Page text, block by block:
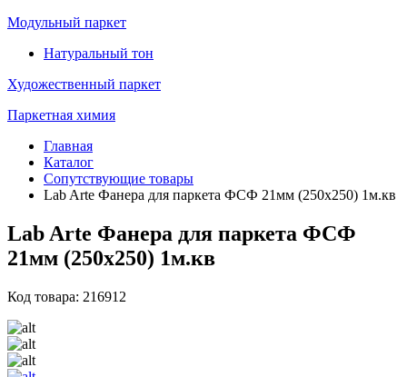
Модульный паркет
Натуральный тон
Художественный паркет
Паркетная химия
Главная
Каталог
Сопутствующие товары
Lab Arte Фанера для паркета ФСФ 21мм (250х250) 1м.кв
Lab Arte Фанера для паркета ФСФ
21мм (250х250) 1м.кв
Код товара: 216912